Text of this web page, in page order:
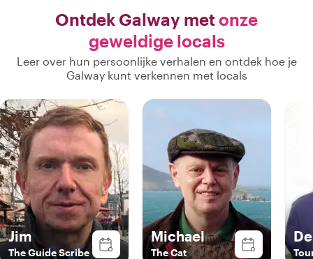
Ontdek Galway metonze
geweldige locals
Leer over hun persoonlijke verhalen en ontdek hoe je
Galway kunt verkennen met locals
Jim
The Guide Scribe
Michael
The Cat